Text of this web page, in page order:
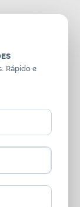
Rápido e